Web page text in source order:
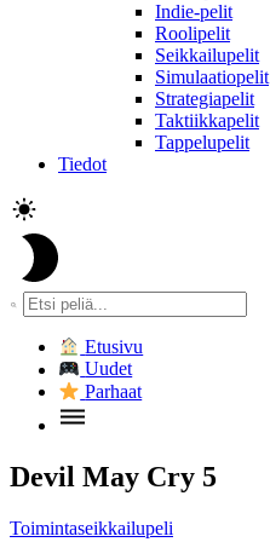
Indie-pelit
Roolipelit
Seikkailupelit
Simulaatiopelit
Strategiapelit
Taktiikkapelit
Tappelupelit
Tiedot
Etusivu
Uudet
Parhaat
Devil May Cry 5
Toimintaseikkailupeli